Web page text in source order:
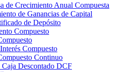
de Crecimiento Anual Compuesta
de Ganancias de Capital
de Depósito
Compuesto
Compuesto
Continuo
Descontado DCF